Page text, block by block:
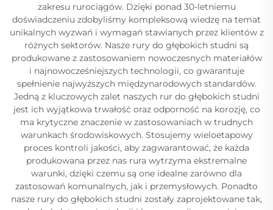
zakresu rurociągów. Dzięki ponad 30-letniemu
doświadczeniu zdobyliśmy kompleksową wiedzę na temat
unikalnych wyzwań i wymagań stawianych przez klientów z
różnych sektorów. Nasze rury do głębokich studni są
produkowane z zastosowaniem nowoczesnych materiałów
i najnowocześniejszych technologii, co gwarantuje
spełnienie najwyższych międzynarodowych standardów.
Jedną z kluczowych zalet naszych rur do głębokich studni
jest ich wyjątkowa trwałość oraz odporność na korozję, co
ma krytyczne znaczenie w zastosowaniach w trudnych
warunkach środowiskowych. Stosujemy wieloetapowy
proces kontroli jakości, aby zagwarantować, że każda
produkowana przez nas rura wytrzyma ekstremalne
warunki, dzięki czemu są one idealne zarówno dla
zastosowań komunalnych, jak i przemysłowych. Ponadto
nasze rury do głębokich studni zostały zaprojektowane tak,